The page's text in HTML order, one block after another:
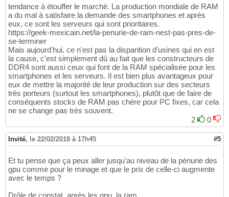
tendance à étouffer le marché. La production mondiale de RAM
a du mal à satisfaire la demande des smartphones et après
eux, ce sont les serveurs qui sont prioritaires.
https://geek-mexicain.net/la-penurie-de-ram-nest-pas-pres-de-
se-terminer
Mais aujourd'hui, ce n'est pas la disparition d'usines qui en est
la cause, c'est simplement dû au fait que les constructeurs de
DDR4 sont aussi ceux qui font de la RAM spécialisée pour les
smartphones et les serveurs. Il est bien plus avantageux pour
eux de mettre la majorité de leur production sur des secteurs
très porteurs (surtout les smartphones), plutôt que de faire de
conséquents stocks de RAM pas chère pour PC fixes, car cela
ne se change pas très souvent.
2
0
Invité, le 22/02/2018 à 17h45 #5
Et tu pense que ça peux aller jusqu'au niveau de la pénurie des
gpu comme pour le minage et que le prix de celle-ci augmente
avec le temps ?